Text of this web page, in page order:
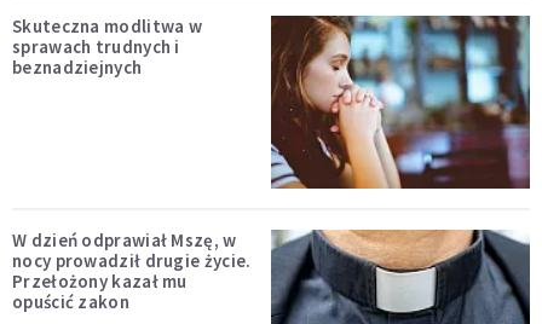
Skuteczna modlitwa w
sprawach trudnych i
beznadziejnych
W dzień odprawiał Mszę, w
nocy prowadził drugie życie.
Przełożony kazał mu
opuścić zakon